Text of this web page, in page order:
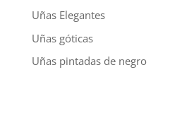
Uñas Elegantes
Uñas góticas
Uñas pintadas de negro